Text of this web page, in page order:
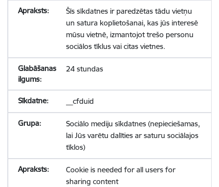
Šīs sīkdatnes ir paredzētas tādu vietņu
un satura koplietošanai, kas jūs interesē
mūsu vietnē, izmantojot trešo personu
sociālos tīklus vai citas vietnes.
24 stundas
__cfduid
Sociālo mediju sīkdatnes (nepieciešamas,
lai Jūs varētu dalīties ar saturu sociālajos
tīklos)
Cookie is needed for all users for
sharing content